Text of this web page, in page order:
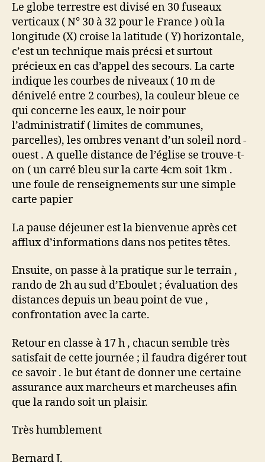
Le globe terrestre est divisé en 30 fuseaux
verticaux ( N° 30 à 32 pour le France ) où la
longitude (X) croise la latitude ( Y) horizontale,
c’est un technique mais précsi et surtout
précieux en cas d’appel des secours. La carte
indique les courbes de niveaux ( 10 m de
dénivelé entre 2 courbes), la couleur bleue ce
qui concerne les eaux, le noir pour
l’administratif ( limites de communes,
parcelles), les ombres venant d’un soleil nord -
ouest . A quelle distance de l’église se trouve-t-
on ( un carré bleu sur la carte 4cm soit 1km .
une foule de renseignements sur une simple
carte papier
La pause déjeuner est la bienvenue après cet
afflux d’informations dans nos petites têtes.
Ensuite, on passe à la pratique sur le terrain ,
rando de 2h au sud d’Eboulet ; évaluation des
distances depuis un beau point de vue ,
confrontation avec la carte.
Retour en classe à 17 h , chacun semble très
satisfait de cette journée ; il faudra digérer tout
ce savoir . le but étant de donner une certaine
assurance aux marcheurs et marcheuses afin
que la rando soit un plaisir.
Très humblement
Bernard J.